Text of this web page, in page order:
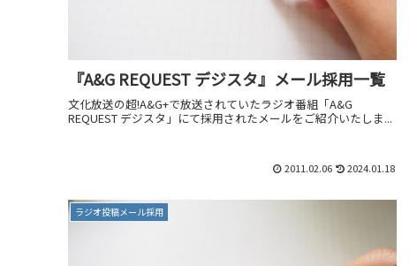
『A&G REQUEST デジスタ』メール採用一覧
文化放送の超!A&G+で放送されていたラジオ番組「A&G
REQUEST デジスタ」にて採用されたメールをご紹介いたしま...
2011.02.06 2024.01.18
ラジオ投稿メール採用